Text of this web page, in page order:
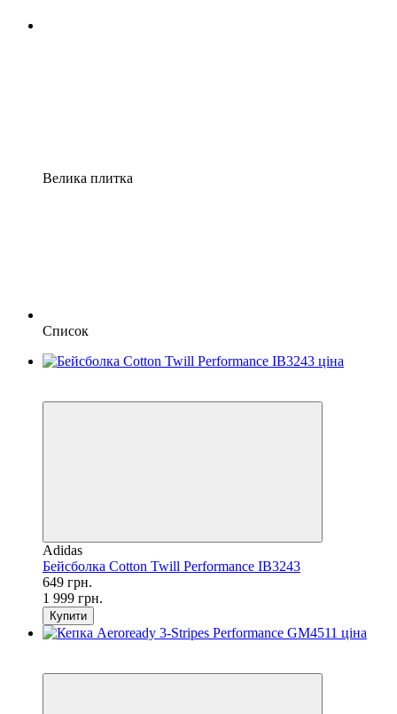
Велика плитка
Список
Adidas
Бейсболка Cotton Twill Performance IB3243
649 грн.
1 999 грн.
Купити